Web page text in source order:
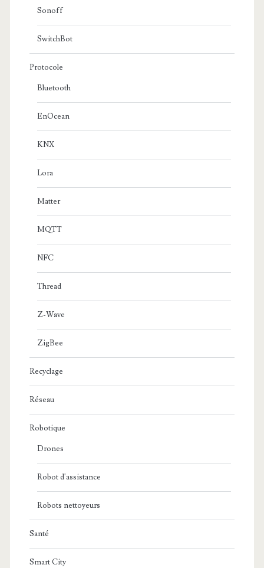
Sonoff
SwitchBot
Protocole
Bluetooth
EnOcean
KNX
Lora
Matter
MQTT
NFC
Thread
Z-Wave
ZigBee
Recyclage
Réseau
Robotique
Drones
Robot d'assistance
Robots nettoyeurs
Santé
Smart City